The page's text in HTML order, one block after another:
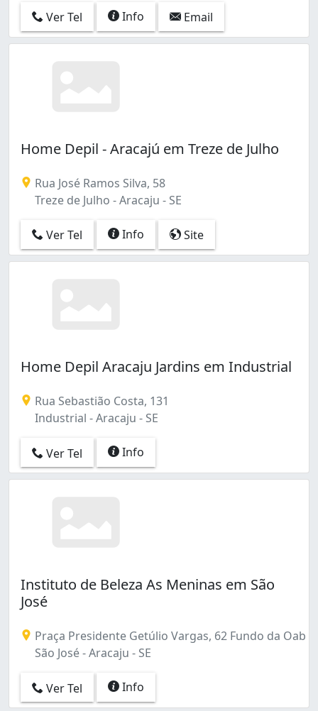
Ver Tel Info Email
Home Depil - Aracajú em Treze de Julho
Rua José Ramos Silva, 58
Treze de Julho - Aracaju - SE
Ver Tel Info Site
Home Depil Aracaju Jardins em Industrial
Rua Sebastião Costa, 131
Industrial - Aracaju - SE
Ver Tel Info
Instituto de Beleza As Meninas em São
José
Praça Presidente Getúlio Vargas, 62 Fundo da Oab
São José - Aracaju - SE
Ver Tel Info